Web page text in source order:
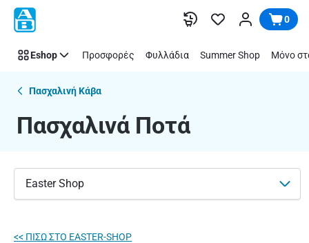
Παράλειψη
Πασχαλινά
Ποτά
0
Eshop Προσφορές Φυλλάδια Summer Shop Μόνο
Πασχαλινή Κάβα
Πασχαλινά Ποτά
Easter Shop
<< ΠΙΣΩ ΣΤΟ EASTER-SHOP